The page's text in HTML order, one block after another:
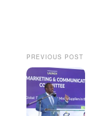
PREVIOUS POST